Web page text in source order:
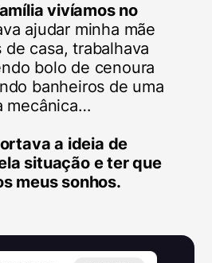
vivíamos no
ajudar minha mãe
de casa, trabalhava
bolo de cenoura
banheiros de uma
mecânica…
a ideia de
situação e ter que
meus sonhos.